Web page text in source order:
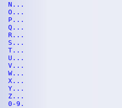
N...
O...
P...
Q...
R...
S...
T...
U...
V...
W...
X...
Y...
Z...
0-9.